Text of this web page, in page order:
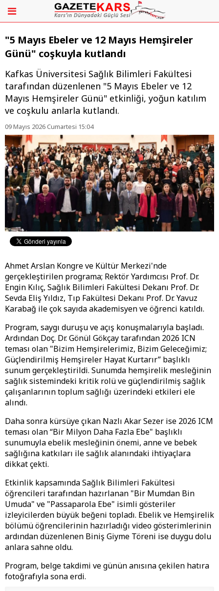
"5 Mayıs Ebeler ve 12 Mayıs Hemşireler
Günü" coşkuyla kutlandı
Kafkas Üniversitesi Sağlık Bilimleri Fakültesi
tarafından düzenlenen "5 Mayıs Ebeler ve 12
Mayıs Hemşireler Günü" etkinliği, yoğun katılım
ve coşkulu anlarla kutlandı.
09 Mayıs 2026 Cumartesi 15:04
Ahmet Arslan Kongre ve Kültür Merkezi'nde
gerçekleştirilen programa; Rektör Yardımcısı Prof. Dr.
Engin Kılıç, Sağlık Bilimleri Fakültesi Dekanı Prof. Dr.
Sevda Eliş Yıldız, Tıp Fakültesi Dekanı Prof. Dr. Yavuz
Karabağ ile çok sayıda akademisyen ve öğrenci katıldı.
Program, saygı duruşu ve açış konuşmalarıyla başladı.
Ardından Doç. Dr. Gönül Gökçay tarafından 2026 ICN
teması olan "Bizim Hemşirelerimiz, Bizim Geleceğimiz;
Güçlendirilmiş Hemşireler Hayat Kurtarır” başlıklı
sunum gerçekleştirildi. Sunumda hemşirelik mesleğinin
sağlık sistemindeki kritik rolü ve güçlendirilmiş sağlık
çalışanlarının toplum sağlığı üzerindeki etkileri ele
alındı.
Daha sonra kürsüye çıkan Nazlı Akar Sezer ise 2026 ICM
teması olan “Bir Milyon Daha Fazla Ebe" başlıklı
sunumuyla ebelik mesleğinin önemi, anne ve bebek
sağlığına katkıları ile sağlık alanındaki ihtiyaçlara
dikkat çekti.
Etkinlik kapsamında Sağlık Bilimleri Fakültesi
öğrencileri tarafından hazırlanan "Bir Mumdan Bin
Umuda" ve "Passaparola Ebe" isimli gösteriler
izleyicilerden büyük beğeni topladı. Ebelik ve Hemşirelik
bölümü öğrencilerinin hazırladığı video gösterimlerinin
ardından düzenlenen Biniş Giyme Töreni ise duygu dolu
anlara sahne oldu.
Program, belge takdimi ve günün anısına çekilen hatıra
fotoğrafıyla sona erdi.